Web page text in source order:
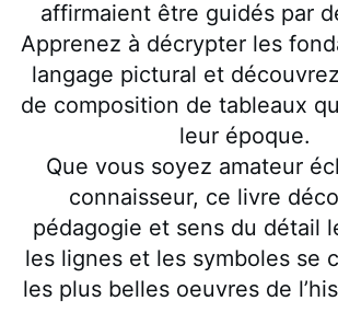
affirmaient être guidés par
Apprenez à décrypter les
langage pictural et
de composition de tableaux
leur époque.
Que vous soyez amateur
connaisseur, ce livre
pédagogie et sens du détail
les lignes et les symboles se
les plus belles oeuvres de